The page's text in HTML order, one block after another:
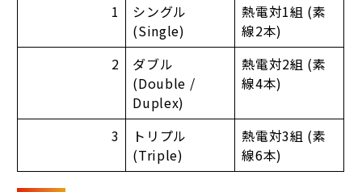
1
シングル
(Single)
熱電対1組 (素
線2本)
2
ダブル
(Double /
Duplex)
熱電対2組 (素
線4本)
3
トリプル
(Triple)
熱電対3組 (素
線6本)